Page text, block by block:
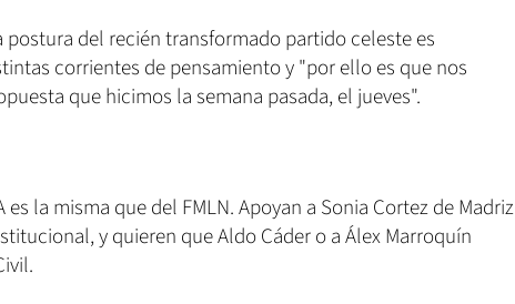
postura del recién transformado partido celeste es
corrientes de pensamiento y "por ello es que nos
que hicimos la semana pasada, el jueves".
es la misma que del FMLN. Apoyan a Sonia Cortez de Madriz
y quieren que Aldo Cáder o a Álex Marroquín